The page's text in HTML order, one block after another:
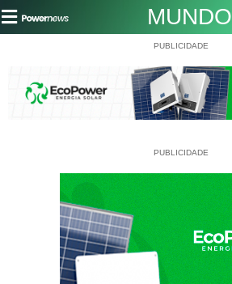
MUNDO
PUBLICIDADE
PUBLICIDADE